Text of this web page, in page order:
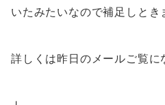
いたみたいなので補足しとき
詳しくは昨日のメールご覧に